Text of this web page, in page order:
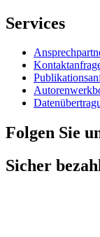
Services
Folgen Sie
Sicher